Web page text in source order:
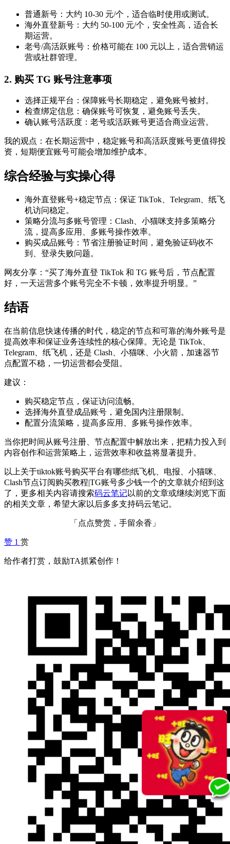
普通新号：大约 10-30 元/个，适合临时使用或测试。
海外直登新号：大约 50-100 元/个，安全性高，适合长
期运营。
老号/高活跃账号：价格可能在 100 元以上，适合营销运
营或社群管理。
2. 购买 TG 账号注意事项
选择正规平台：保障账号长期稳定，避免账号被封。
检查绑定信息：确保账号可恢复，避免账号丢失。
确认账号活跃度：老号或活跃账号更适合商业运营。
我的观点：在长期运营中，稳定账号和高活跃度账号更值得投
资，短期便宜账号可能会增加维护成本。
综合经验与实操心得
海外直登账号+稳定节点：保证 TikTok、Telegram、纸飞
机访问稳定。
策略分流与多账号管理：Clash、小猫咪支持多策略分
流，提高多应用、多账号操作效率。
购买成品账号：节省注册验证时间，避免验证码收不
到、登录失败问题。
网友分享：“买了海外直登 TikTok 和 TG 账号后，节点配置
好，一天运营多个账号完全不卡顿，效率提升明显。”
结语
在当前信息快速传播的时代，稳定的节点和可靠的海外账号是
提高效率和保证业务连续性的核心保障。无论是 TikTok、
Telegram、纸飞机，还是 Clash、小猫咪、小火箭，加速器节
点配置不稳，一切运营都会受阻。
建议：
购买稳定节点，保证访问流畅。
选择海外直登成品账号，避免国内注册限制。
配置分流策略，提高多应用、多账号操作效率。
当你把时间从账号注册、节点配置中解放出来，把精力投入到
内容创作和运营策略上，运营效率和收益将显著提升。
以上关于tiktok账号购买平台有哪些|纸飞机、电报、小猫咪、
Clash节点订阅购买教程|TG账号多少钱一个的文章就介绍到这
了，更多相关内容请搜索码云笔记以前的文章或继续浏览下面
的相关文章，希望大家以后多多支持码云笔记。
「点点赞赏，手留余香」
赞 1 赏
给作者打赏，鼓励TA抓紧创作！